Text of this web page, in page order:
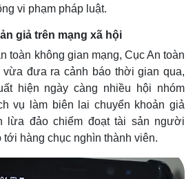
vi phạm pháp luật.
giả trên mạng xã hội
toàn không gian mạng, Cục An toàn
vừa đưa ra cảnh báo thời gian qua,
hiện ngày càng nhiều hội nhóm
vụ làm biên lai chuyển khoản giả
lừa đảo chiếm đoạt tài sản người
tới hàng chục nghìn thành viên.